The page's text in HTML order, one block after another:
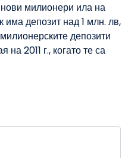
милионери ила на
депозит над 1 млн. лв,
депозити
на 2011 г., когато те са